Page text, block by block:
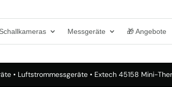
Schallkameras Messgeräte 🎁 Angebote
• Luftstrommessgeräte • Extech 45158 Mini-